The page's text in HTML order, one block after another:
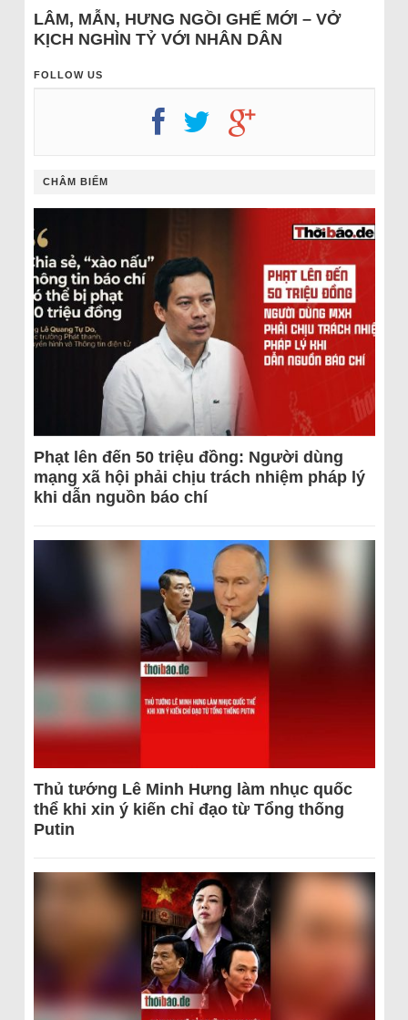
LÂM, MẪN, HƯNG NGỒI GHẾ MỚI – VỞ
KỊCH NGHÌN TỶ VỚI NHÂN DÂN
FOLLOW US
CHÂM BIẾM
Phạt lên đến 50 triệu đồng: Người dùng
mạng xã hội phải chịu trách nhiệm pháp lý
khi dẫn nguồn báo chí
Thủ tướng Lê Minh Hưng làm nhục quốc
thể khi xin ý kiến chỉ đạo từ Tổng thống
Putin